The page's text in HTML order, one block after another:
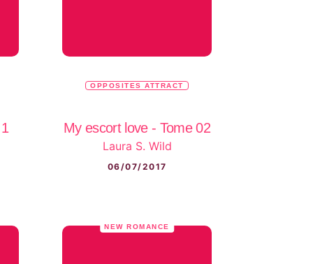
OPPOSITES ATTRACT
My escort love - Tome 02
Laura S. Wild
06/07/2017
NEW ROMANCE